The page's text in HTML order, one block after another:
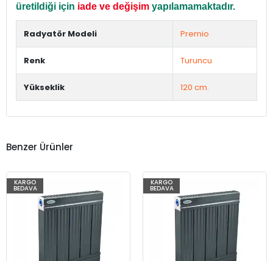
üretildiği için iade ve değişim yapılamamaktadır.
Radyatör Modeli Premio
Renk Turuncu
Yükseklik 120 cm.
Benzer Ürünler
KARGO
BEDAVA
KARGO
BEDAVA